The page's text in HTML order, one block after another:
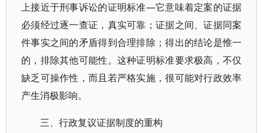
上接近于刑事诉讼的证明标准—它意味着定案的证据
必须经过逐一查证，真实可靠；证据之间、证据同案
件事实之间的矛盾得到合理排除；得出的结论是惟一
的，排除其他可能性。这种证明标准要求极高，不仅
缺乏可操作性，而且若严格实施，很可能对行政效率
产生消极影响。
三、行政复议证据制度的重构